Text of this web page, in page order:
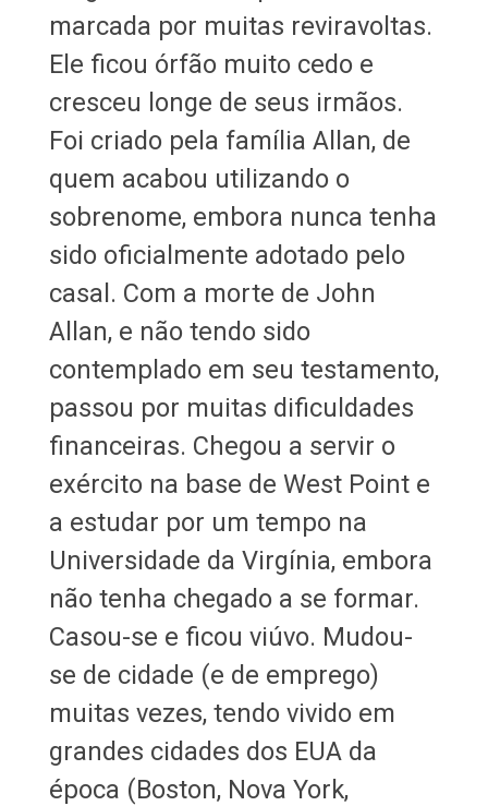
marcada por muitas reviravoltas.
Ele ficou órfão muito cedo e
cresceu longe de seus irmãos.
Foi criado pela família Allan, de
quem acabou utilizando o
sobrenome, embora nunca tenha
sido oficialmente adotado pelo
casal. Com a morte de John
Allan, e não tendo sido
contemplado em seu testamento,
passou por muitas dificuldades
financeiras. Chegou a servir o
exército na base de West Point e
a estudar por um tempo na
Universidade da Virgínia, embora
não tenha chegado a se formar.
Casou-se e ficou viúvo. Mudou-
se de cidade (e de emprego)
muitas vezes, tendo vivido em
grandes cidades dos EUA da
época (Boston, Nova York,